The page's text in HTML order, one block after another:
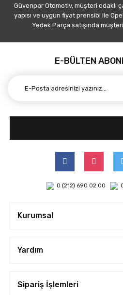
Güvenpar Otomotiv, müşteri odaklı
yapısı ve uygun fiyat prensibi ile
Yedek Parça satışında
E-BÜLTEN
0 (212) 690 02 00
Kurumsal
Yardım
Sipariş İşlemleri